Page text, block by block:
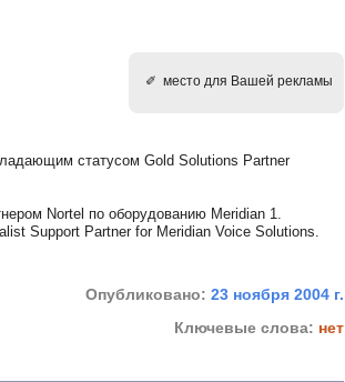
✐ место для Вашей рекламы
статусом Gold Solutions Partner
Nortel по оборудованию Meridian 1.
Support Partner for Meridian Voice Solutions.
Опубликовано: 23 ноября 2004 г.
Ключевые слова: нет